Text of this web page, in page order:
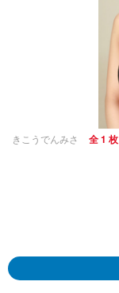
きこうでんみさ 全 1 枚